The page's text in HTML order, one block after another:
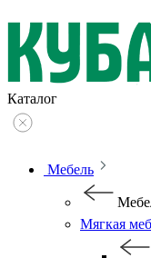
Каталог
Мебель
Мягкая